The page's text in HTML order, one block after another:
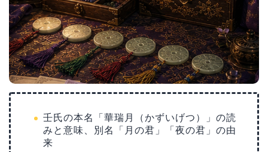
壬氏の本名「華瑞月（かずいげつ）」の読
みと意味、別名「月の君」「夜の君」の由
来